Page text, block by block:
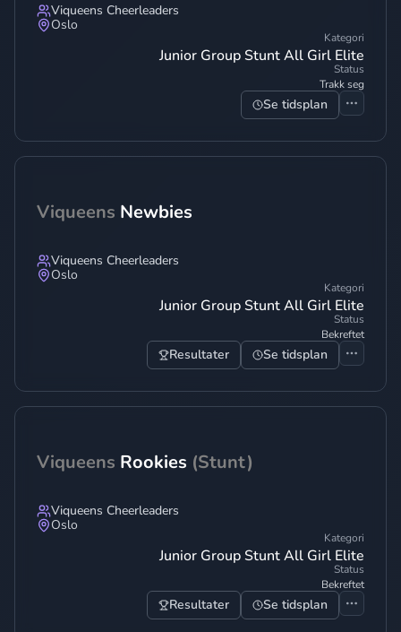
Viqueens Cheerleaders
Oslo
Kategori
Junior Group Stunt All Girl Elite
Status
Trakk seg
Se tidsplan
Viqueens Newbies
Viqueens Cheerleaders
Oslo
Kategori
Junior Group Stunt All Girl Elite
Status
Bekreftet
Resultater Se tidsplan
Viqueens Rookies (Stunt)
Viqueens Cheerleaders
Oslo
Kategori
Junior Group Stunt All Girl Elite
Status
Bekreftet
Resultater Se tidsplan